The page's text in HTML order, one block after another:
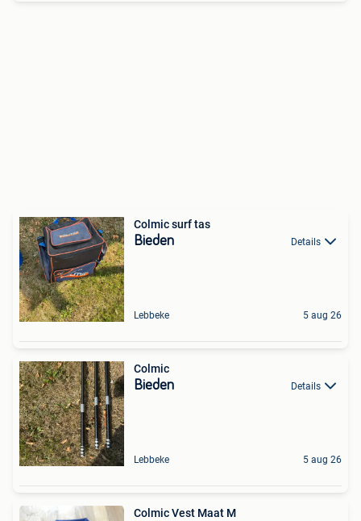
Colmic surf tas
Bieden Details
Lebbeke 5 aug 26
Colmic
Bieden Details
Lebbeke 5 aug 26
Colmic Vest Maat M